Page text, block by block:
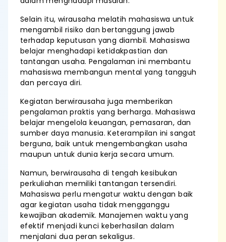
Selain itu, wirausaha melatih mahasiswa untuk
mengambil risiko dan bertanggung jawab
terhadap keputusan yang diambil. Mahasiswa
belajar menghadapi ketidakpastian dan
tantangan usaha. Pengalaman ini membantu
mahasiswa membangun mental yang tangguh
dan percaya diri.
Kegiatan berwirausaha juga memberikan
pengalaman praktis yang berharga. Mahasiswa
belajar mengelola keuangan, pemasaran, dan
sumber daya manusia. Keterampilan ini sangat
berguna, baik untuk mengembangkan usaha
maupun untuk dunia kerja secara umum.
Namun, berwirausaha di tengah kesibukan
perkuliahan memiliki tantangan tersendiri.
Mahasiswa perlu mengatur waktu dengan baik
agar kegiatan usaha tidak mengganggu
kewajiban akademik. Manajemen waktu yang
efektif menjadi kunci keberhasilan dalam
menjalani dua peran sekaligus.